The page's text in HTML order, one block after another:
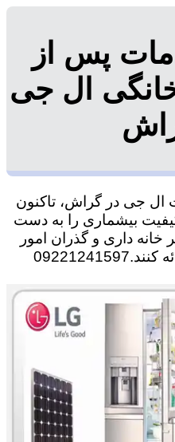
پس از
ال جی
ال جی در گراش، تاکنون
بیشماری را به دست
خانه داری و گذران امور
زندگی، کمک های فراوانی ارائه کنند.09221241597